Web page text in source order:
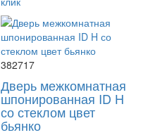
382717
Дверь межкомнатная
шпонированная ID H
со стеклом цвет
бьянко